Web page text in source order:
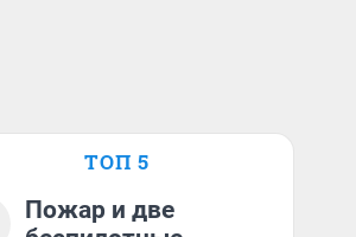
ТОП 5
Пожар и две